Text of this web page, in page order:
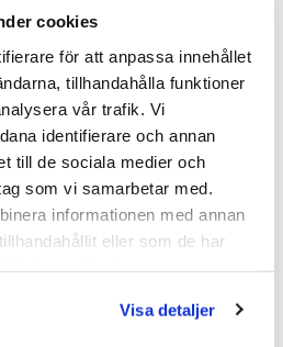
cookies
för att anpassa innehållet
tillhandahålla funktioner
vår trafik. Vi
identifierare och annan
till de sociala medier och
som vi samarbetar med.
informationen med annan
eller som de har
Visa detaljer
ordförande,
ledamöter.
sig vice ordfö­rande
befattningar.
ANSVAR